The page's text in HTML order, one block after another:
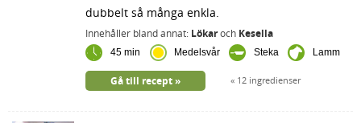
dubbelt så många enkla.
Innehåller bland annat: Lökaroch Kesella
45 min Medelsvår Steka Lamm
12 ingredienser
Gå till recept